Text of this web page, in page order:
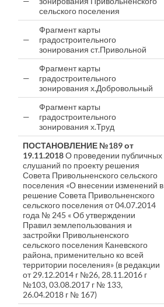
сельского поселения
—
Фрагмент карты
градостроительного
зонирования ст.Привольной
—
Фрагмент карты
градостроительного
зонирования х.Добровольный
—
Фрагмент карты
градостроительного
зонирования х.Труд
ПОСТАНОВЛЕНИЕ №189 от
19.11.2018О проведении публичных
слушаний по проекту решения
Совета Привольненского сельского
поселения «О внесении изменений в
решение Совета Привольненского
сельского поселения от 04.07.2014
года № 245 « Об утверждении
Правил землепользования и
застройки Привольненского
сельского поселения Каневского
района, применительно ко всей
территории поселения» (в редакции
от 29.12.2014 г №26, 28.11.2016 г
№103, 03.08.2017 г № 133,
26.04.2018 г № 167)